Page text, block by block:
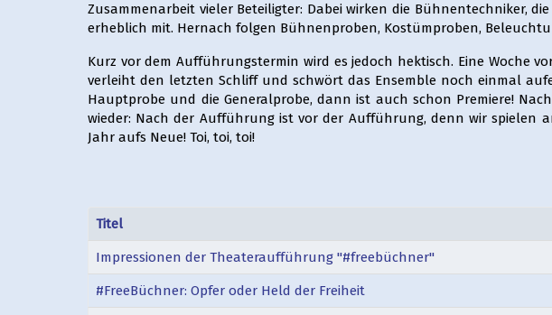
Zusammenarbeit vieler Beteiligter: Dabei wirken die Bühnentechniker,
erheblich mit. Hernach folgen Bühnenproben, Kostümproben,
Kurz vor dem Aufführungstermin wird es jedoch hektisch. Eine Woche
verleiht den letzten Schliff und schwört das Ensemble noch einmal
Hauptprobe und die Generalprobe, dann ist auch schon Premiere!
wieder: Nach der Aufführung ist vor der Aufführung, denn wir spielen
Jahr aufs Neue! Toi, toi, toi!
Titel
Impressionen der Theateraufführung "#freebüchner"
#FreeBüchner: Opfer oder Held der Freiheit